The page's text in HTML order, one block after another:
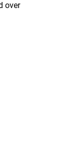
over